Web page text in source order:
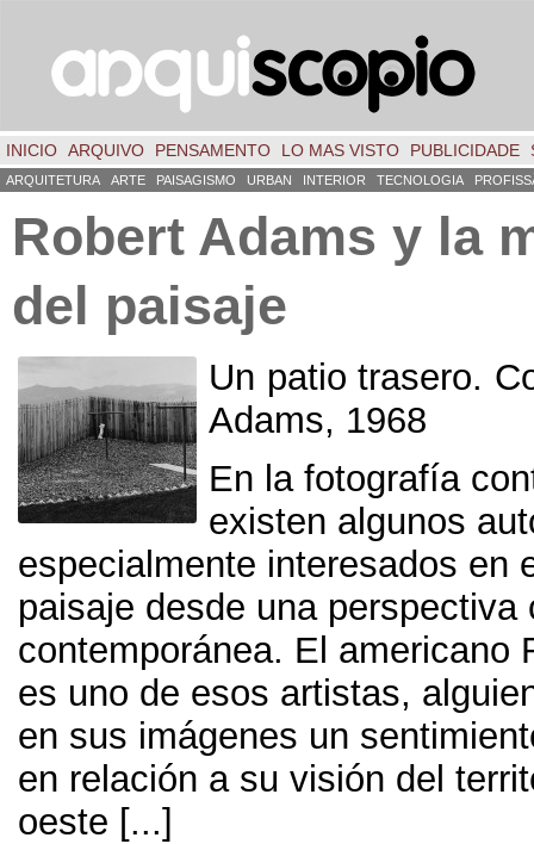
INICIO ARQUIVO PENSAMENTO LO MAS VISTO PUBLICIDADE
ARQUITETURA ARTE PAISAGISMO URBAN INTERIOR TECNOLOGIA
Robert Adams y la
del paisaje
Un patio trasero.
Adams, 1968
En la fotografía
existen algunos
especialmente interesados en
paisaje desde una perspectiva
contemporánea. El americano
es uno de esos artistas,
en sus imágenes un
en relación a su visión del
oeste [...]